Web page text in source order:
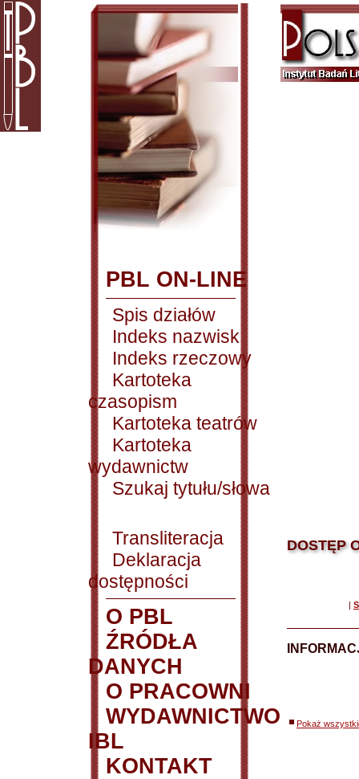
PBL ON-LINE
Spis działów
Indeks nazwisk
Indeks rzeczowy
Kartoteka
czasopism
Kartoteka teatrów
Kartoteka
wydawnictw
Szukaj tytułu/słowa
Transliteracja
Deklaracja
dostępności
O PBL
ŹRÓDŁA
DANYCH
O PRACOWNI
WYDAWNICTWO
IBL
KONTAKT
DOSTĘP
|
Pokaż